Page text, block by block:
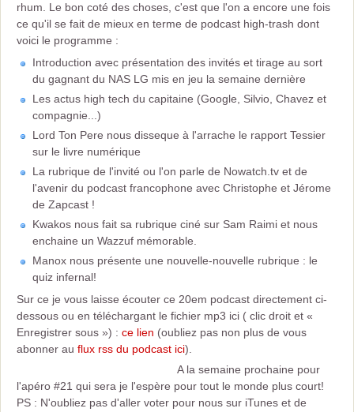
rhum. Le bon coté des choses, c'est que l'on a encore une fois
ce qu'il se fait de mieux en terme de podcast high-trash dont
voici le programme :
Introduction avec présentation des invités et tirage au sort
du gagnant du NAS LG mis en jeu la semaine dernière
Les actus high tech du capitaine (Google, Silvio, Chavez et
compagnie...)
Lord Ton Pere nous disseque à l'arrache le rapport Tessier
sur le livre numérique
La rubrique de l'invité ou l'on parle de Nowatch.tv et de
l'avenir du podcast francophone avec Christophe et Jérome
de Zapcast !
Kwakos nous fait sa rubrique ciné sur Sam Raimi et nous
enchaine un Wazzuf mémorable.
Manox nous présente une nouvelle-nouvelle rubrique : le
quiz infernal!
Sur ce je vous laisse écouter ce 20em podcast directement ci-
dessous ou en téléchargant le fichier mp3 ici ( clic droit et «
Enregistrer sous ») : ce lien (oubliez pas non plus de vous
abonner au flux rss du podcast ici).
A la semaine prochaine pour
l'apéro #21 qui sera je l'espère pour tout le monde plus court!
PS : N'oubliez pas d'aller voter pour nous sur iTunes et de